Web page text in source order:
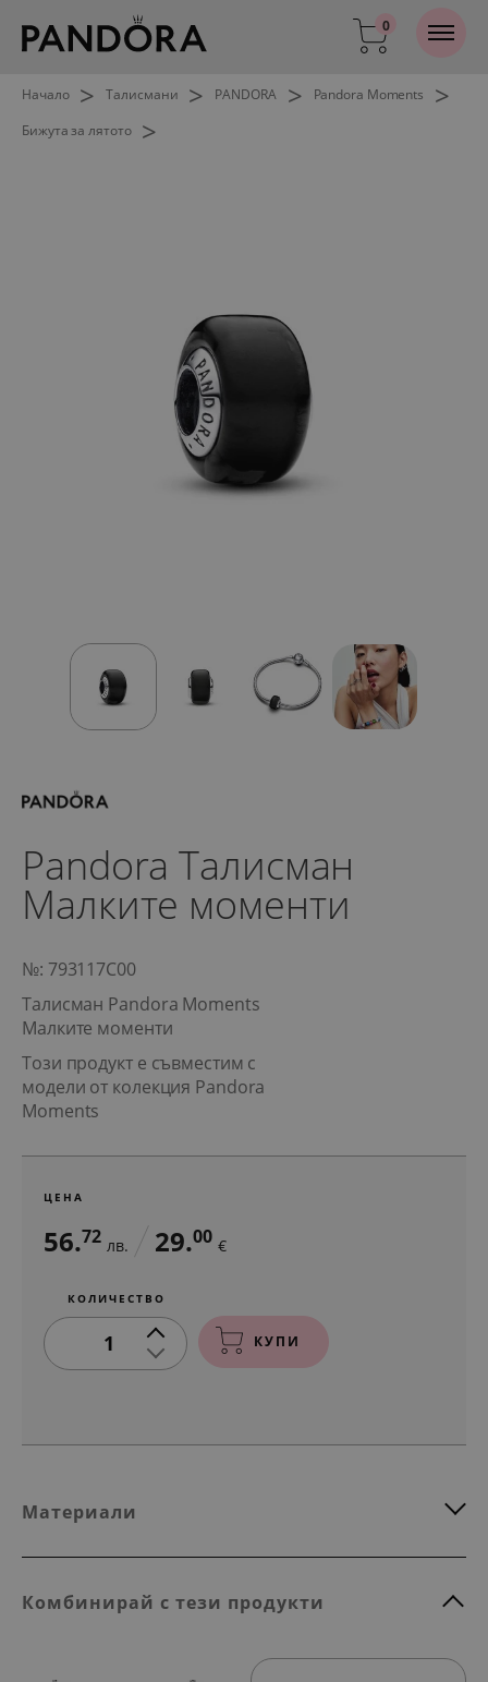
0
Начало > Талисмани > PANDORA > Pandora Moments >
Бижута за лятото >
Pandora Талисман
Малките моменти
№: 793117C00
Талисман Pandora Moments
Малките моменти
Този продукт е съвместим с
модели от колекция Pandora
Moments
ЦЕНА
56.72 лв. 29.00 €
КОЛИЧЕСТВО
1 КУПИ
Материали
Комбинирай с тези продукти